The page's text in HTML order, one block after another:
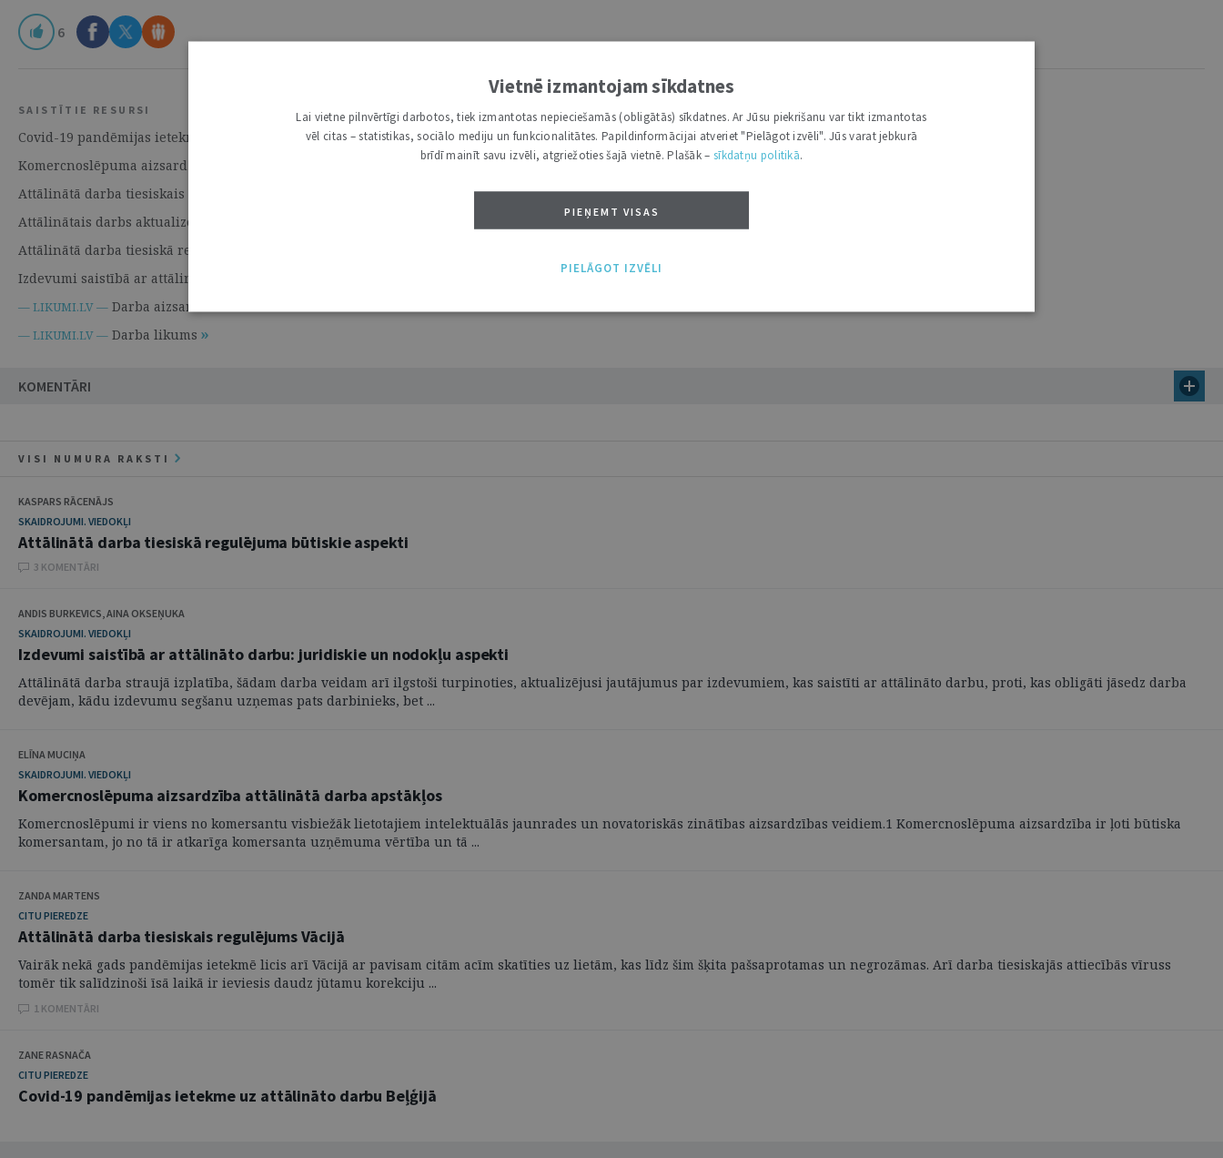
6
SAISTĪTIE RESURSI
Covid-19 pandēmijas ietekme uz attālināto darbu Beļģijā | 6. Aprīlis 2021 | Citu pieredze
Komercnoslēpuma aizsardzība attālinātā darba apstākļos | 6. Aprīlis 2021 | Skaidrojumi. Viedokļi
Attālinātā darba tiesiskais regulējums Vācijā | 6. Aprīlis 2021 | Citu pieredze
Attālinātais darbs aktualizē daudz jautājumu | 6. Aprīlis 2021 | Redaktora sleja
Attālinātā darba tiesiskā regulējuma būtiskie aspekti | 6. Aprīlis 2021 | Skaidrojumi. Viedokļi
Izdevumi saistībā ar attālināto darbu: juridiskie un nodokļu aspekti | 6. Aprīlis 2021 | Skaidrojumi. Viedokļi
— LIKUMI.LV — Darba aizsardzības likums
— LIKUMI.LV — Darba likums
KOMENTĀRI
VISI NUMURA RAKSTI
KASPARS RĀCENĀJS
SKAIDROJUMI. VIEDOKĻI
Attālinātā darba tiesiskā regulējuma būtiskie aspekti
3 KOMENTĀRI
ANDIS BURKEVICS, AINA OKSEŅUKA
SKAIDROJUMI. VIEDOKĻI
Izdevumi saistībā ar attālināto darbu: juridiskie un nodokļu aspekti
Attālinātā darba straujā izplatība, šādam darba veidam arī ilgstoši turpinoties, aktualizējusi jautājumus par izdevumiem, kas saistīti ar attālināto darbu, proti, kas obligāti jāsedz darba
devējam, kādu izdevumu segšanu uzņemas pats darbinieks, bet ...
ELĪNA MUCIŅA
SKAIDROJUMI. VIEDOKĻI
Komercnoslēpuma aizsardzība attālinātā darba apstākļos
Komercnoslēpumi ir viens no komersantu visbiežāk lietotajiem intelektuālās jaunrades un novatoriskās zinātības aizsardzības veidiem.1 Komercnoslēpuma aizsardzība ir ļoti būtiska
komersantam, jo no tā ir atkarīga komersanta uzņēmuma vērtība un tā ...
ZANDA MARTENS
CITU PIEREDZE
Attālinātā darba tiesiskais regulējums Vācijā
Vairāk nekā gads pandēmijas ietekmē licis arī Vācijā ar pavisam citām acīm skatīties uz lietām, kas līdz šim šķita pašsaprotamas un negrozāmas. Arī darba tiesiskajās attiecībās vīruss
tomēr tik salīdzinoši īsā laikā ir ieviesis daudz jūtamu korekciju ...
1 KOMENTĀRI
ZANE RASNAČA
CITU PIEREDZE
Covid-19 pandēmijas ietekme uz attālināto darbu Beļģijā
Vietnē izmantojam sīkdatnes
Lai vietne pilnvērtīgi darbotos, tiek izmantotas nepieciešamās (obligātās) sīkdatnes. Ar Jūsu piekrišanu var tikt izmantotas
vēl citas – statistikas, sociālo mediju un funkcionalitātes. Papildinformācijai atveriet "Pielāgot izvēli". Jūs varat jebkurā
brīdī mainīt savu izvēli, atgriežoties šajā vietnē. Plašāk – sīkdatņu politikā.
PIEŅEMT VISAS
PIELĀGOT IZVĒLI